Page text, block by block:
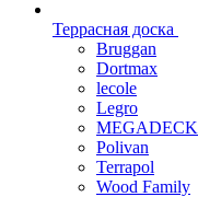
Террасная доска
Bruggan
Dortmax
lecole
Legro
MEGADECK
Polivan
Terrapol
Wood Family